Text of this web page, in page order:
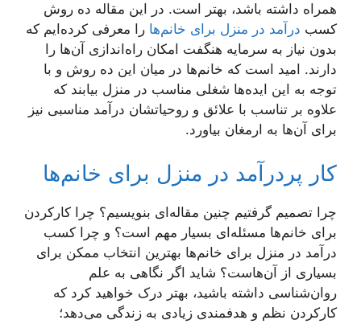
همراه داشته باشد، بهتر است. در این مقاله ده روش
کسب درآمد در منزل برای خانم‌ها را معرفی کرده‌‌ایم که
بدون نیاز به سرمایه هنگفت امکان راه‌اندازی آن‌ها را
دارند. امید است که خانم‌ها در میان این ده روش و با
توجه به این ایده‌ها شغلی مناسب در منزل بیابند که
علاوه ‌بر تناسب با علائق و روحیاتشان درآمد مناسبی نیز
برای آن‌ها به ارمغان بیاورد.
کار پردرآمد در منزل برای خانم‌ها
چرا تصمیم گرفتیم چنین مقاله‌ای بنویسیم؟ چرا کارکردن
برای خانم‌ها مسئله‌ای بسیار مهم است؟ و چرا کسب
درآمد در منزل برای خانم‌ها بهترین انتخاب ممکن برای
بسیاری از آن‌هاست؟ شاید اگر نگاهی به علم
روان‌شناسی داشته باشید، بهتر درک خواهید کرد که
کارکردن نظم و هدفمندی زیادی به زندگی می‌دهد؛